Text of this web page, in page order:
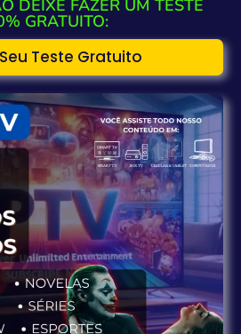
DEIXE FAZER UM TESTE
GRATUITO:
Teste Gratuito